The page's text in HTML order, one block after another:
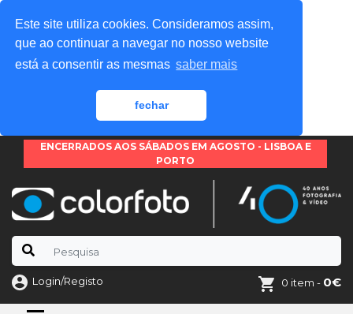
Este site utiliza cookies. Consideramos assim,
que ao continuar a navegar no nosso website
está a consentir as mesmas saber mais
fechar
ENCERRADOS AOS SÁBADOS EM AGOSTO - LISBOA E
PORTO
Login/Registo 0 item - 0€